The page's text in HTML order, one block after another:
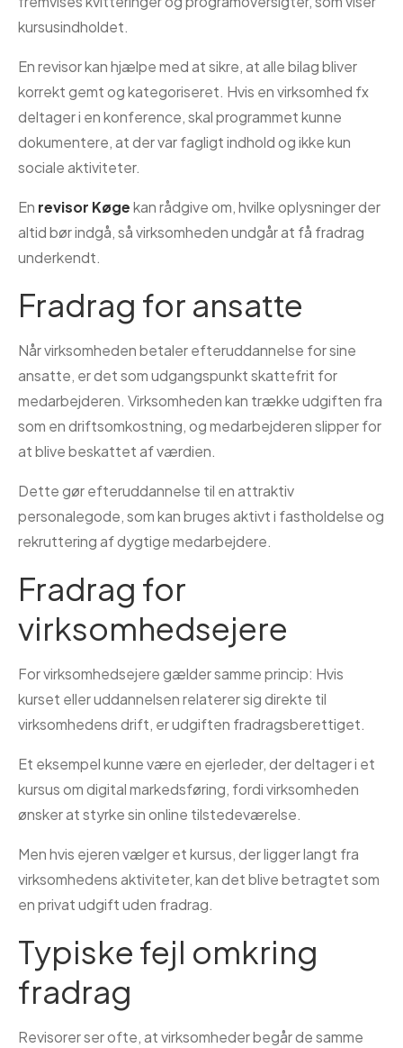
kursusindholdet.
En revisor kan hjælpe med at sikre, at alle bilag bliver
korrekt gemt og kategoriseret. Hvis en virksomhed fx
deltager i en konference, skal programmet kunne
dokumentere, at der var fagligt indhold og ikke kun
sociale aktiviteter.
En revisor Køgekan rådgive om, hvilke oplysninger der
altid bør indgå, så virksomheden undgår at få fradrag
underkendt.
Fradrag for ansatte
Når virksomheden betaler efteruddannelse for sine
ansatte, er det som udgangspunkt skattefrit for
medarbejderen. Virksomheden kan trække udgiften fra
som en driftsomkostning, og medarbejderen slipper for
at blive beskattet af værdien.
Dette gør efteruddannelse til en attraktiv
personalegode, som kan bruges aktivt i fastholdelse og
rekruttering af dygtige medarbejdere.
Fradrag for
virksomhedsejere
For virksomhedsejere gælder samme princip: Hvis
kurset eller uddannelsen relaterer sig direkte til
virksomhedens drift, er udgiften fradragsberettiget.
Et eksempel kunne være en ejerleder, der deltager i et
kursus om digital markedsføring, fordi virksomheden
ønsker at styrke sin online tilstedeværelse.
Men hvis ejeren vælger et kursus, der ligger langt fra
virksomhedens aktiviteter, kan det blive betragtet som
en privat udgift uden fradrag.
Typiske fejl omkring
fradrag
Revisorer ser ofte, at virksomheder begår de samme